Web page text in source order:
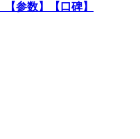
【参数】 【口碑】